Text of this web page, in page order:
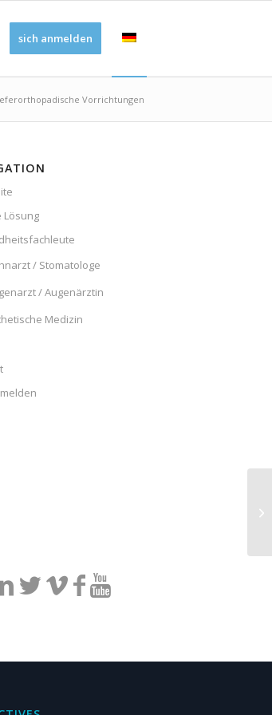
sich anmelden
Vorrichtungen
Lösung
/ Stomatologe
/ Augenärztin
Medizin